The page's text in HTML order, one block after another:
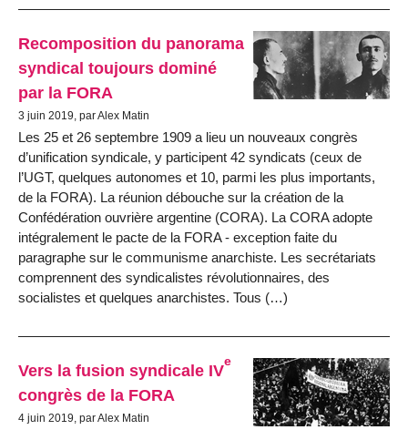
Recomposition du panorama
syndical toujours dominé
par la FORA
3 juin 2019, par Alex Matin
Les 25 et 26 septembre 1909 a lieu un nouveaux congrès
d’unification syndicale, y participent 42 syndicats (ceux de
l’UGT, quelques autonomes et 10, parmi les plus importants,
de la FORA). La réunion débouche sur la création de la
Confédération ouvrière argentine (CORA). La CORA adopte
intégralement le pacte de la FORA - exception faite du
paragraphe sur le communisme anarchiste. Les secrétariats
comprennent des syndicalistes révolutionnaires, des
socialistes et quelques anarchistes. Tous (…)
Vers la fusion syndicale IVe
congrès de la FORA
4 juin 2019, par Alex Matin